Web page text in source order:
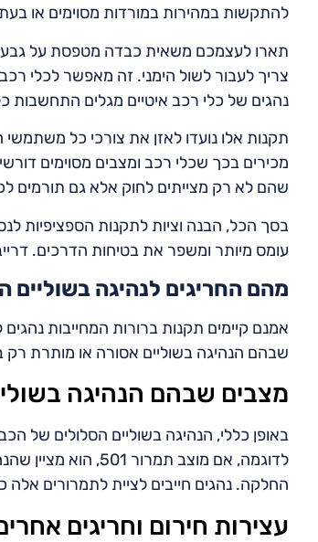
להתקשות במהירות במורדות מסוימים או
תארו לעצמכם משאית כבדה מטפסת על גבעה
צריך לעבור לשול הימני. זה מאפשר לכלי
נהגים של כלי רכב איטיים מגלים התחשבות
תקנות אלו נועדו לאזן את צורכי כל
מכירים בכך שכלי רכב ומצבים מסוימים
שהם לא רק מצייתים לחוק אלא גם תורמים
בסך הכל, הבנה וציות לתקנות הספציפיות
עומס מיותר ומשפר את בטיחות הדרכים.
מהם החריגים לנהיגה בשוליים
אמנם קיימים תקנות ברורות המחייבות
שבהם הנהיגה בשוליים אסורה או מותרת רק
מצבים שבהם הנהיגה
באופן כללי, הנהיגה בשוליים הסלולים של
לדוגמה, אם מוצב
החלקה. נהגים חייבים לציית לתמרורים אלה
עצירות חירום וחריגים